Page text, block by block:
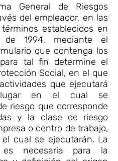
General de Riesgos
del empleador, en las
establecidos en
de 1994, mediante el
que contenga los
tal fin determine el
Social, en el que
que ejecutará
lugar en el cual se
riesgo que corresponde
y la clase de riesgo
o centro de trabajo,
cual se ejecutarán. La
es necesaria para la